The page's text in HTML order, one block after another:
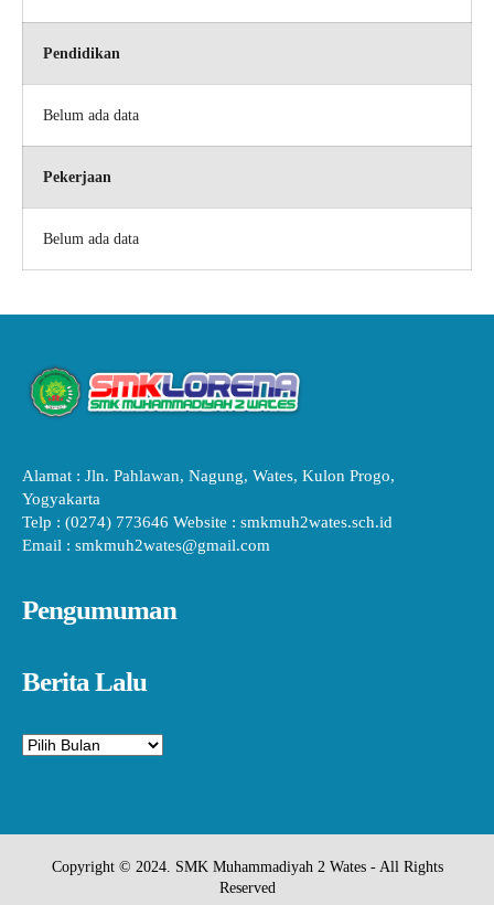
Pendidikan
Belum ada data
Pekerjaan
Belum ada data
Alamat : Jln. Pahlawan, Nagung, Wates, Kulon Progo,
Yogyakarta
Telp : (0274) 773646 Website : smkmuh2wates.sch.id
Email : smkmuh2wates@gmail.com
Pengumuman
Berita Lalu
Arsip
Copyright © 2024. SMK Muhammadiyah 2 Wates - All Rights
Reserved